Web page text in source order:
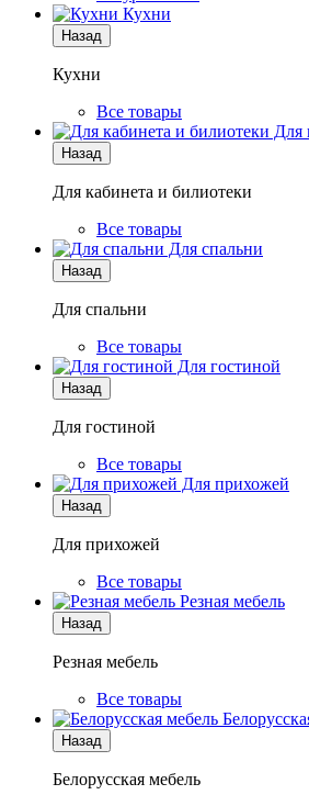
Кухни
Назад
Кухни
Все товары
Для
Назад
Для кабинета и билиотеки
Все товары
Для спальни
Назад
Для спальни
Все товары
Для гостиной
Назад
Для гостиной
Все товары
Для прихожей
Назад
Для прихожей
Все товары
Резная мебель
Назад
Резная мебель
Все товары
Назад
Белорусская мебель